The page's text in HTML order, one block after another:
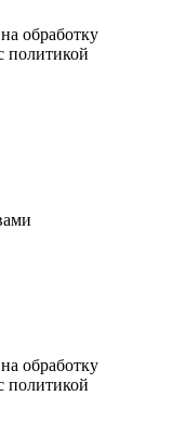
обработку
политикой
обработку
политикой